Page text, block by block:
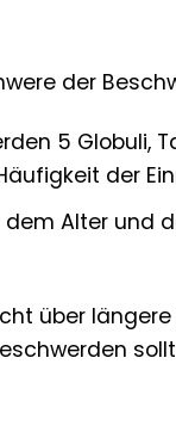
der
5 Globuli,
der
Alter
über